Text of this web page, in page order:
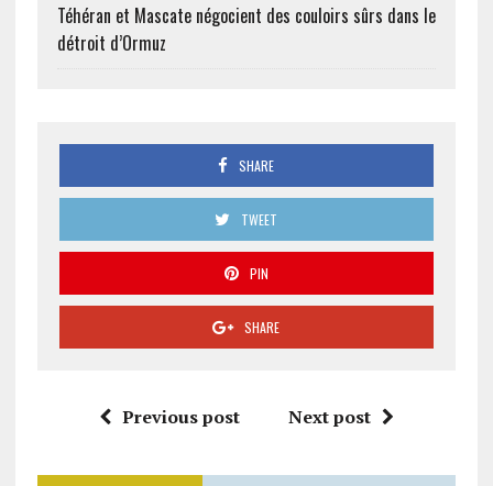
Téhéran et Mascate négocient des couloirs sûrs dans le
détroit d’Ormuz
SHARE
TWEET
PIN
SHARE
Previous post Next post